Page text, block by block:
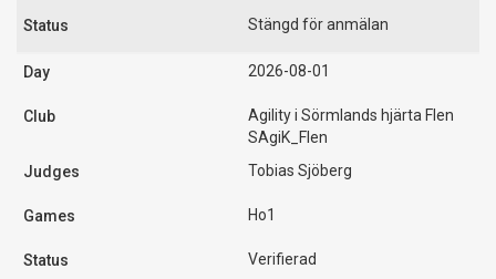
Stängd för anmälan
2026-08-01
Agility i Sörmlands hjärta Flen
SAgiK_Flen
Tobias Sjöberg
Ho1
Verifierad